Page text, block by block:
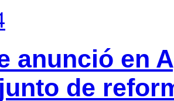
anunció en
de